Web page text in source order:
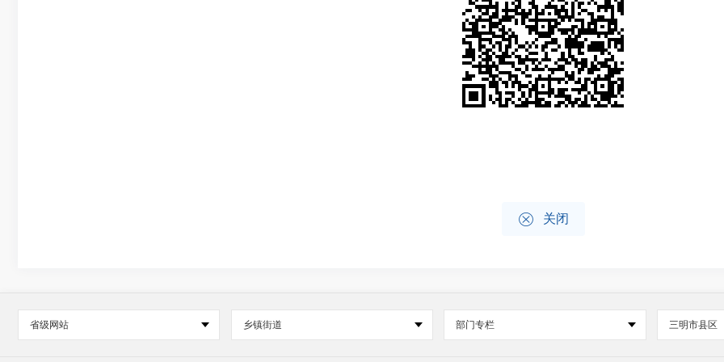
 关闭
省级网站 乡镇街道 部门专栏 三明市县区